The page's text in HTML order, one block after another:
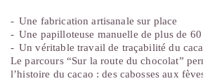
Une fabrication artisanale sur place
Une papilloteuse manuelle de plus de
Un véritable travail de traçabilité du
Le parcours “Sur la route du chocolat”
l’histoire du cacao : des cabosses aux